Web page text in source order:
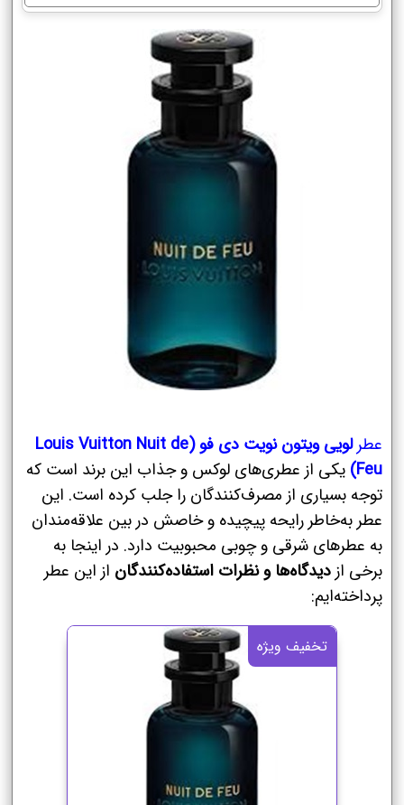
عطر
لویی ویتون نویت دی فو (Louis Vuitton Nuit de
Feu) یکی از عطری‌های لوکس و جذاب این برند است که
توجه بسیاری از مصرف‌کنندگان را جلب کرده است. این
عطر به‌خاطر رایحه پیچیده و خاصش در بین علاقه‌مندان
به عطرهای شرقی و چوبی محبوبیت دارد. در اینجا به
برخی از دیدگاه‌ها و نظرات استفاده‌کنندگان از این عطر
پرداخته‌ایم:
تخفیف ویژه